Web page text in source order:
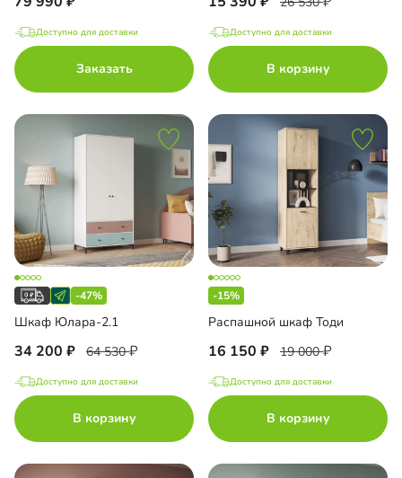
Доступно для доставки
Заказать
Доступно для доставки
В корзину
-47%
Шкаф Юлара-2.1
34 200 64 530
Доступно для доставки
В корзину
-15%
Распашной шкаф Тоди
16 150 19 000
Доступно для доставки
В корзину